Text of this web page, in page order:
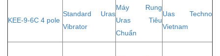
KEE-9-6C 4 pole
Standard Uras
Vibrator
Máy Rung
Uras Tiêu
Chuẩn
Uas Techno
Vietnam